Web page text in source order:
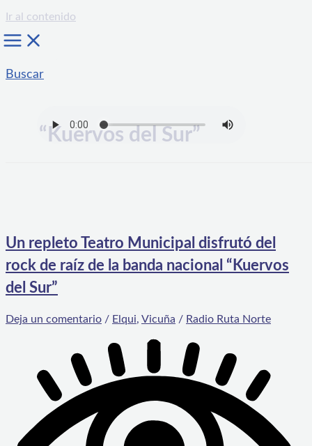
Ir al contenido
Buscar
“Kuervos del Sur”
Un repleto Teatro Municipal disfrutó del
rock de raíz de la banda nacional “Kuervos
del Sur”
Deja un comentario / Elqui, Vicuña / Radio Ruta Norte